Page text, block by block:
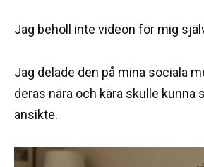
Jag behöll inte videon för mig
Jag delade den på mina sociala
deras nära och kära skulle kunna
ansikte.